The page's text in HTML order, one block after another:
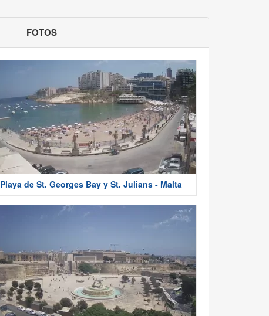
FOTOS
Playa de St. Georges Bay y St. Julians - Malta